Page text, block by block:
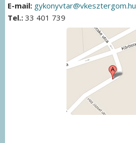
E-mail: gykonyvtar@vkesztergom.hu
Tel.: 33 401 739